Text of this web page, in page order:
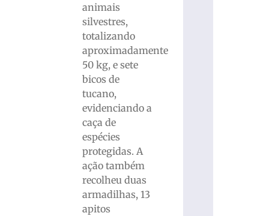
animais
silvestres,
totalizando
aproximadamente
50 kg, e sete
bicos de
tucano,
evidenciando a
caça de
espécies
protegidas. A
ação também
recolheu duas
armadilhas, 13
apitos